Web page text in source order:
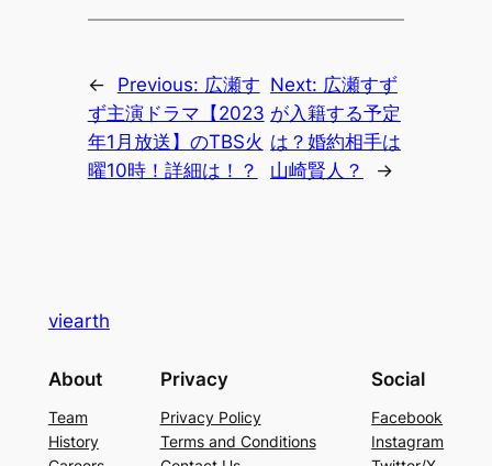
← Previous: 広瀬す
ず主演ドラマ【2023
年1月放送】のTBS火
曜10時！詳細は！？
Next: 広瀬すず
が入籍する予定
は？婚約相手は
山崎賢人？
→
viearth
About
Team
History
Privacy
Privacy Policy
Terms and Conditions
Social
Facebook
Instagram